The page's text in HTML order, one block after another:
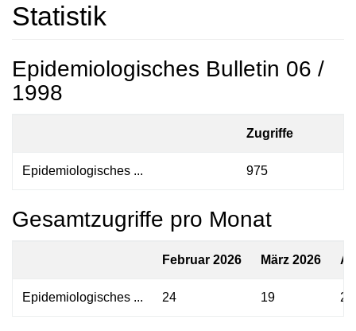
Statistik
Epidemiologisches Bulletin 06 /
1998
Zugriffe
Epidemiologisches ... 975
Gesamtzugriffe pro Monat
Februar 2026 März 2026
Epidemiologisches ... 24 19 29